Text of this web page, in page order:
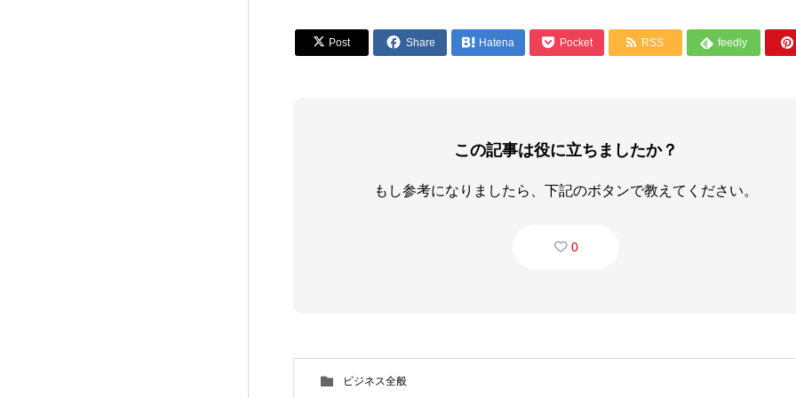
 Post  Share  Hatena  Pocket  RSS  feedly 
この記事は役に立ちましたか？
もし参考になりましたら、下記のボタンで教えてください。
0
ビジネス全般